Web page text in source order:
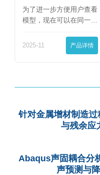
篇】
为了进一步方便用户查看
模型，现在可以在同一
2025-11 产品详情
针对金属增材制造
与残余应
Abaqus声固耦合分
声预测与